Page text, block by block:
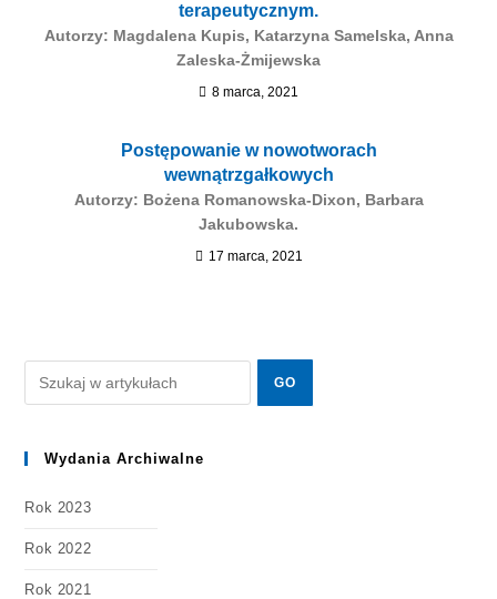
terapeutycznym.
Autorzy: Magdalena Kupis, Katarzyna Samelska, Anna
Zaleska-Żmijewska
8 marca, 2021
Postępowanie w nowotworach
wewnątrzgałkowych
Autorzy: Bożena Romanowska-Dixon, Barbara
Jakubowska.
17 marca, 2021
Wydania Archiwalne
Rok 2023
Rok 2022
Rok 2021